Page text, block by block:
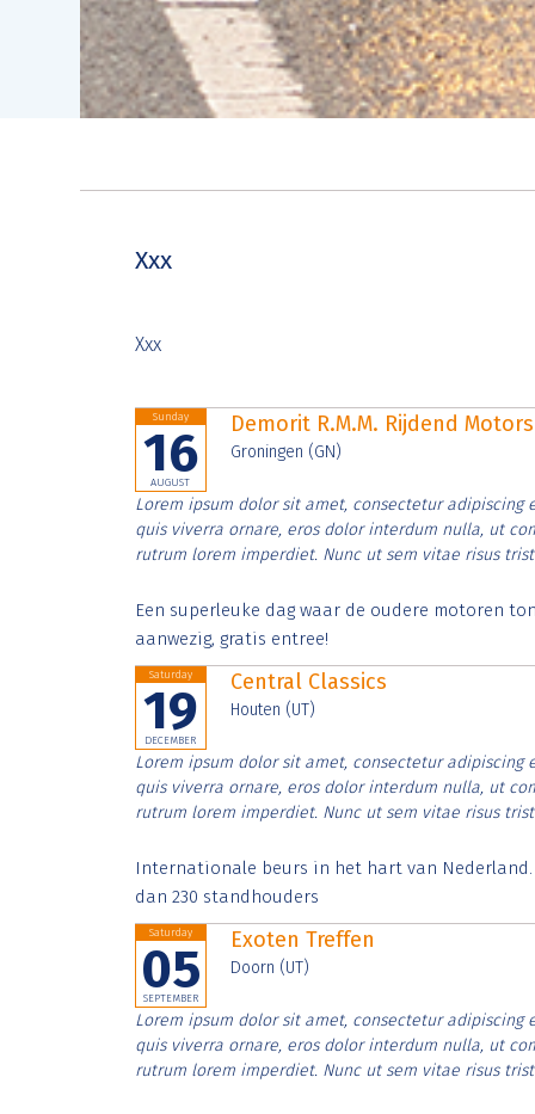
Xxx
Xxx
Sunday
16
AUGUST
Demorit R.M.M. Rijdend
Groningen (GN)
Lorem ipsum dolor sit amet, consectetur adipiscing
quis viverra ornare, eros dolor interdum nulla, ut
rutrum lorem imperdiet. Nunc ut sem vitae risus
Een superleuke dag waar de oudere motoren
aanwezig, gratis entree!
Saturday
19
DECEMBER
Central Classics
Houten (UT)
Lorem ipsum dolor sit amet, consectetur adipiscing
quis viverra ornare, eros dolor interdum nulla, ut
rutrum lorem imperdiet. Nunc ut sem vitae risus
Internationale beurs in het hart van Nederland.
dan 230 standhouders
Saturday
05
SEPTEMBER
Exoten Treffen
Doorn (UT)
Lorem ipsum dolor sit amet, consectetur adipiscing
quis viverra ornare, eros dolor interdum nulla, ut
rutrum lorem imperdiet. Nunc ut sem vitae risus